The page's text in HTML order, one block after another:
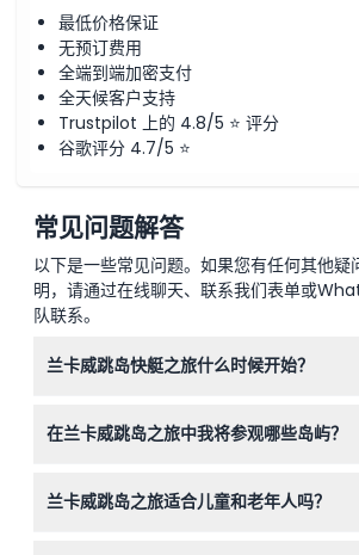
最低价格保证
无预订费用
全端到端加密支付
全天候客户支持
Trustpilot 上的 4.8/5 ⭐ 评分
谷歌评分 4.7/5 ⭐
常见问题解答
以下是一些常见问题。如果您有任何其他疑
明，请通过在线聊天、联系我们表单或
队联系。
兰卡威跳岛快艇之旅什么时候开始？
行程提供上午9点至下午1点之间的灵活出
在兰卡威跳岛之旅中我将参观哪些岛屿？
鹰的新加贝沙岛，以及可以在白沙滩上放
兰卡威跳岛之旅适合儿童和老年人吗？